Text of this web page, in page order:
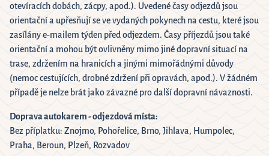
otevíracích dobách, zácpy, apod.). Uvedené časy odjezdů jsou
orientační a upřesňují se ve vydaných pokynech na cestu, které jsou
zasílány e-mailem týden před odjezdem. Časy příjezdů jsou také
orientační a mohou být ovlivněny mimo jiné dopravní situací na
trase, zdržením na hranicích a jinými mimořádnými důvody
(nemoc cestujících, drobné zdržení při opravách, apod.). V žádném
případě je nelze brát jako závazné pro další dopravní návaznosti.
Doprava autokarem - odjezdová místa:
Bez příplatku: Znojmo, Pohořelice, Brno, Jihlava, Humpolec,
Praha, Beroun, Plzeň, Rozvadov